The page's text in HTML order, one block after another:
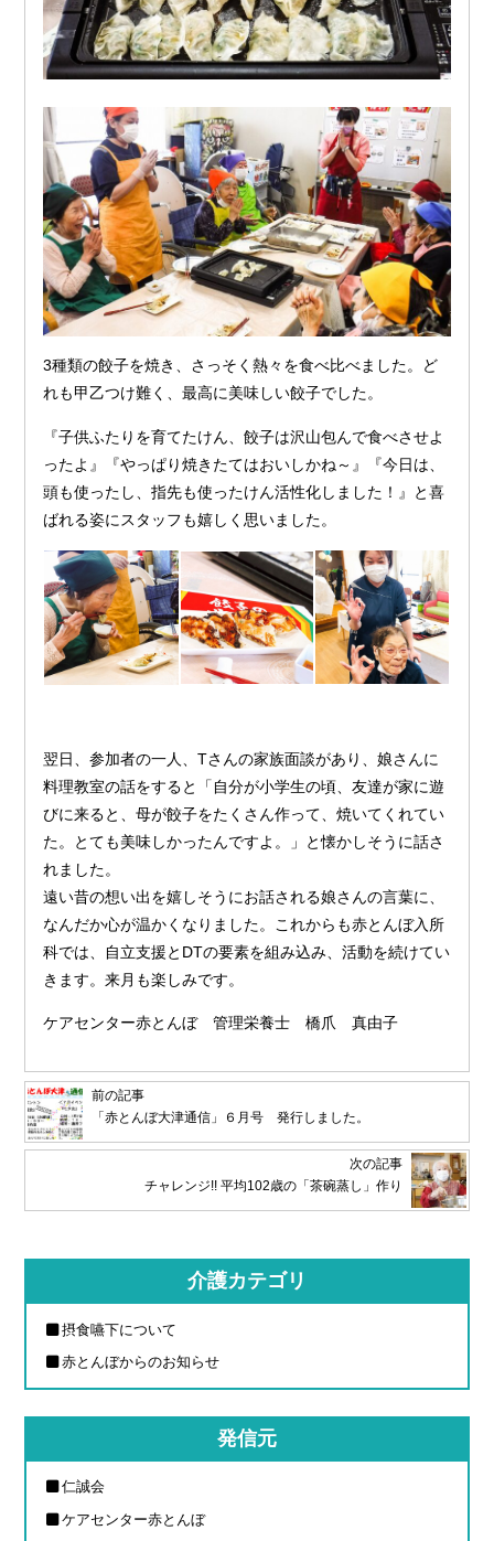
3種類の餃子を焼き、さっそく熱々を食べ比べました。ど
れも甲乙つけ難く、最高に美味しい餃子でした。
『子供ふたりを育てたけん、餃子は沢山包んで食べさせよ
ったよ』『やっぱり焼きたてはおいしかね～』『今日は、
頭も使ったし、指先も使ったけん活性化しました！』と喜
ばれる姿にスタッフも嬉しく思いました。
翌日、参加者の一人、Tさんの家族面談があり、娘さんに
料理教室の話をすると「自分が小学生の頃、友達が家に遊
びに来ると、母が餃子をたくさん作って、焼いてくれてい
た。とても美味しかったんですよ。」と懐かしそうに話さ
れました。
遠い昔の想い出を嬉しそうにお話される娘さんの言葉に、
なんだか心が温かくなりました。これからも赤とんぼ入所
科では、自立支援とDTの要素を組み込み、活動を続けてい
きます。来月も楽しみです。
ケアセンター赤とんぼ 管理栄養士 橋爪 真由子
前の記事
「赤とんぼ大津通信」６月号 発行しました。
次の記事
チャレンジ!! 平均102歳の「茶碗蒸し」作り
介護カテゴリ
摂食嚥下について
赤とんぼからのお知らせ
発信元
仁誠会
ケアセンター赤とんぼ